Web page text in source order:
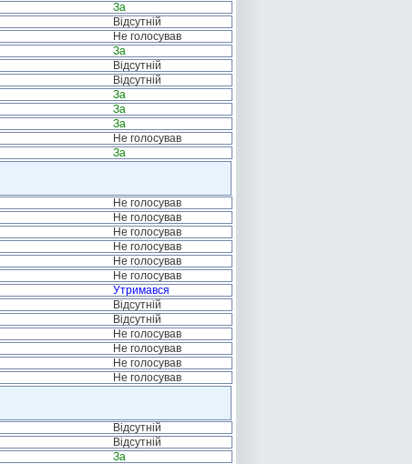
За
Відсутній
Не голосував
За
Відсутній
Відсутній
За
За
За
Не голосував
За
Не голосував
Не голосував
Не голосував
Не голосував
Не голосував
Не голосував
Утримався
Відсутній
Відсутній
Не голосував
Не голосував
Не голосував
Не голосував
Відсутній
Відсутній
За